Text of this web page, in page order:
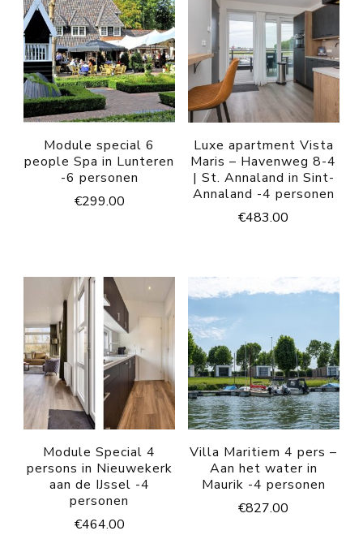
Module special 6
people Spa in Lunteren
-6 personen
€299.00
Luxe apartment Vista
Maris – Havenweg 8-4
| St. Annaland in Sint-
Annaland -4 personen
€483.00
Module Special 4
persons in Nieuwekerk
aan de IJssel -4
personen
€464.00
Villa Maritiem 4 pers –
Aan het water in
Maurik -4 personen
€827.00